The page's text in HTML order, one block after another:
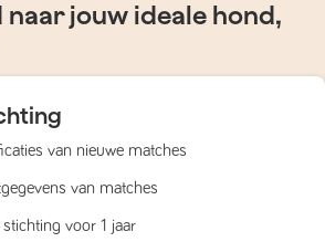
jouw ideale hond,
van nieuwe matches
van matches
voor 1 jaar